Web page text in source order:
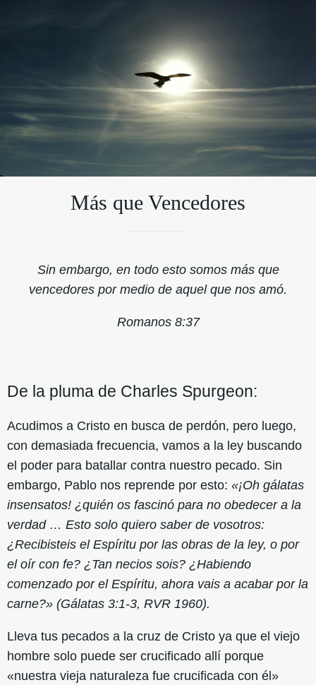
Más que Vencedores
Sin embargo, en todo esto somos más que
vencedores por medio de aquel que nos amó.
Romanos 8:37
De la pluma de Charles Spurgeon:
Acudimos a Cristo en busca de perdón, pero luego,
con demasiada frecuencia, vamos a la ley buscando
el poder para batallar contra nuestro pecado. Sin
embargo, Pablo nos reprende por esto: «¡Oh gálatas
insensatos! ¿quién os fascinó para no obedecer a la
verdad … Esto solo quiero saber de vosotros:
¿Recibisteis el Espíritu por las obras de la ley, o por
el oír con fe? ¿Tan necios sois? ¿Habiendo
comenzado por el Espíritu, ahora vais a acabar por la
carne?» (Gálatas 3:1-3, RVR 1960).
Lleva tus pecados a la cruz de Cristo ya que el viejo
hombre solo puede ser crucificado allí porque
«nuestra vieja naturaleza fue crucificada con él»